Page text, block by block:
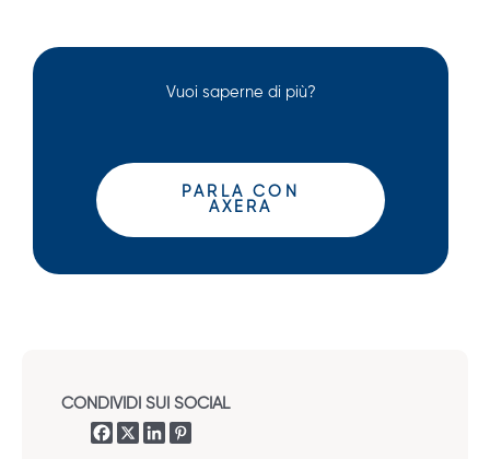
Vuoi saperne di più?
PARLA CON
AXERA
CONDIVIDI SUI SOCIAL